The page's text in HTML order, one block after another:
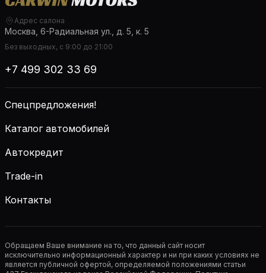
Адрес салона
Москва, 6-Радиальная ул., д. 5, к. 5
Без выходных, с 9:00 до 21:00
+7 499 302 33 69
Спецпредложения!
Каталог автомобилей
Автокредит
Trade-in
Контакты
Обращаем Ваше внимание на то, что данный сайт носит
исключительно информационный характер и ни при каких условиях не
является публичной офертой, определяемой положениями статьи